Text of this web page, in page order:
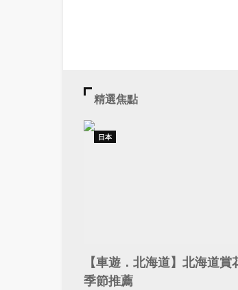
精選焦點
日本
【車遊．北海道】北海道
季節推薦